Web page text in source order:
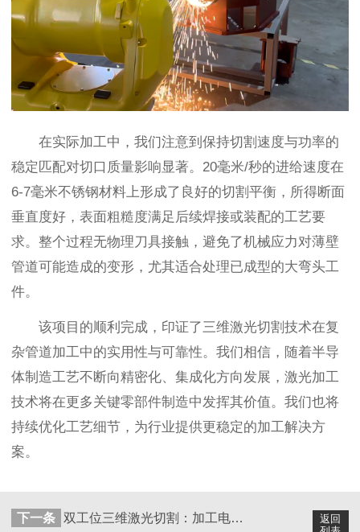
在实际加工中，我们注意到保持切割速度与功率的
稳定匹配对切口质量影响显著。20毫米/秒的进给速度在
6-7毫米不锈钢材料上形成了良好的切割平衡，所得断面
垂直度好，表面粗糙度满足后续焊接或装配的工艺要
求。整个过程无物理刀具接触，避免了机械应力对薄壁
管道可能造成的变形，尤其适合处理已成型的大弯头工
件。
该项目的顺利完成，印证了三维激光切割技术在复
杂管道加工中的实用性与可靠性。我们相信，随着半导
体制造工艺不断向精密化、集成化方向发展，激光加工
技术将在更多关键零部件制造中发挥其价值。我们也将
持续优化工艺细节，为行业提供更稳定的加工解决方
案。
返回
下一条 双工位三维激光切割：加工电动车平叉护板新方案